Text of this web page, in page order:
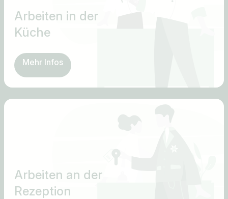
Arbeiten in der
Küche
Mehr Infos
Arbeiten an der
Rezeption